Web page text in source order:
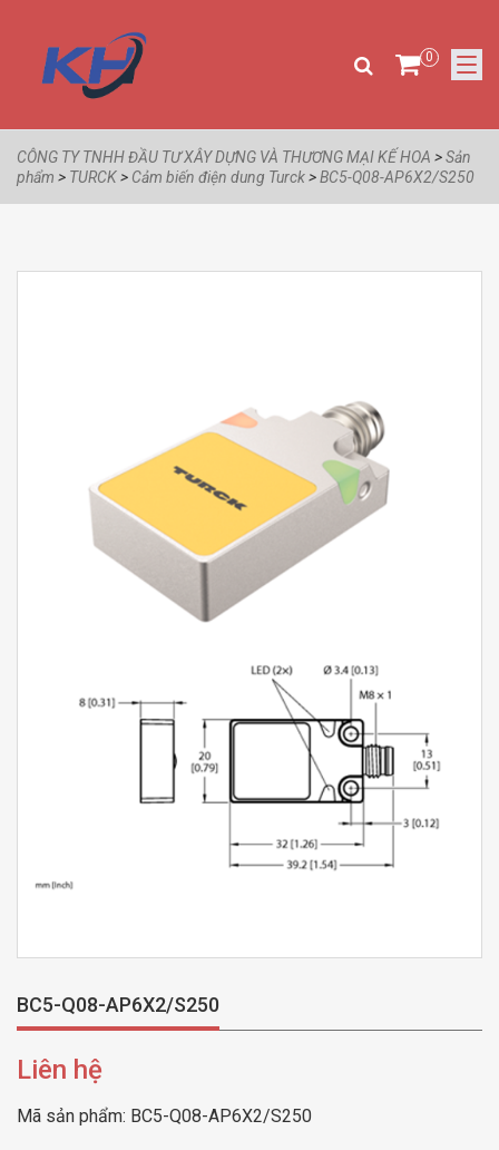
0
CÔNG TY TNHH ĐẦU TƯ XÂY DỰNG VÀ THƯƠNG MẠI KẾ HOA >Sản
phẩm > TURCK> Cảm biến điện dung Turck>BC5-Q08-AP6X2/S250
BC5-Q08-AP6X2/S250
Liên hệ
Mã sản phẩm: BC5-Q08-AP6X2/S250